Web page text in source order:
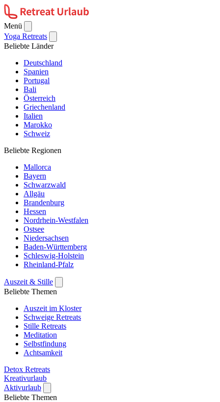
Menü
Yoga Retreats
Beliebte Länder
Deutschland
Spanien
Portugal
Bali
Österreich
Griechenland
Italien
Marokko
Schweiz
Beliebte Regionen
Mallorca
Bayern
Schwarzwald
Allgäu
Brandenburg
Hessen
Nordrhein-Westfalen
Ostsee
Niedersachsen
Baden-Württemberg
Schleswig-Holstein
Rheinland-Pfalz
Auszeit & Stille
Beliebte Themen
Auszeit im Kloster
Schweige Retreats
Stille Retreats
Meditation
Selbstfindung
Achtsamkeit
Detox Retreats
Kreativurlaub
Aktivurlaub
Beliebte Themen